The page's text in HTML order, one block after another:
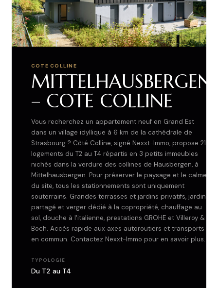
COTE COLLINE
MITTELHAUSBERGEN
– COTE COLLINE
Vous recherchez un appartement neuf en Grand Est
dans un village idyllique à 6 km de la cathédrale de
Strasbourg ? Côté Colline, signé Nexxt-Immo, propose 21
logements du T2 au T4 répartis en 3 petits immeubles
nichés dans la verdure des collines de Hausbergen, à
Mittelhausbergen. Pour préserver le paysage et le calme
du site, tous les stationnements sont uniquement
souterrains. Grandes terrasses et jardins privatifs, jardin
partagé et verger dédié à la copropriété, chauffage au
sol, douche à l'italienne, prestations GROHE et Villeroy &
Boch. Accès rapide aux axes autoroutiers et transports
en commun. Contactez Nexxt-Immo pour en savoir plus.
TYPOLOGIE
Du T2 au T4